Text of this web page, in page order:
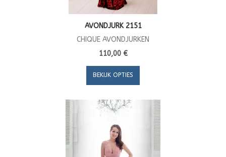
AVONDJURK 2151
CHIQUE AVONDJURKEN
110,00 €
BEKIJK OPTIES